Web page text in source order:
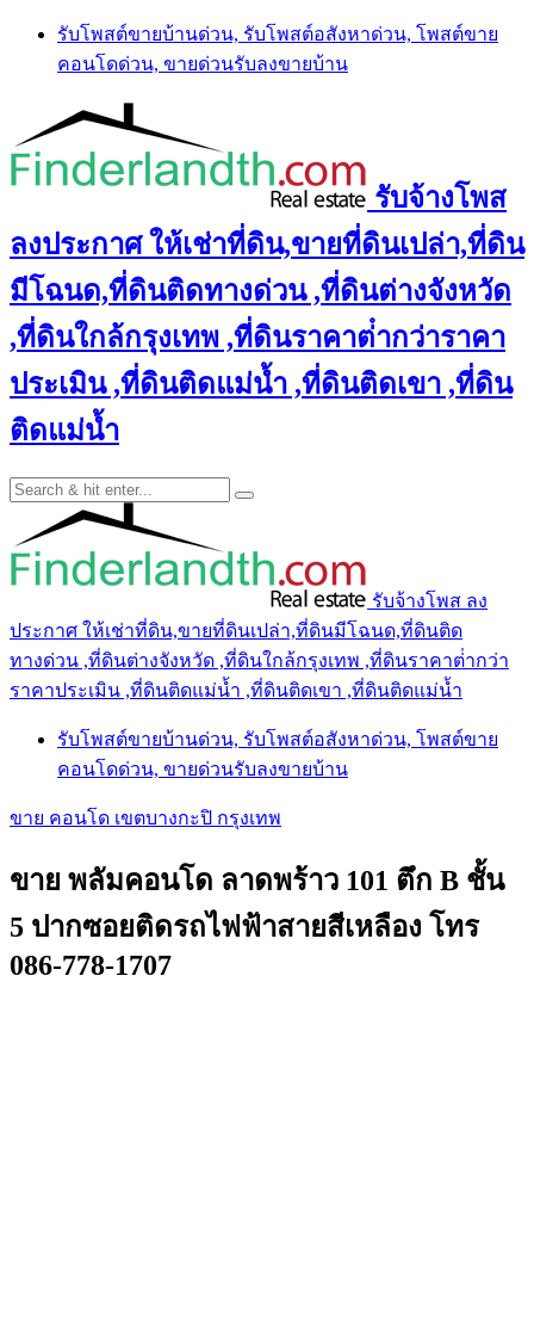
Skip
content
รับโพสต์ขายบ้านด่วน, รับโพสต์อสังหาด่วน, โพสต์ขาย
คอนโดด่วน, ขายด่วนรับลงขายบ้าน
รับจ้างโพส
ลงประกาศ ให้เช่าที่ดิน,ขายที่ดินเปล่า,ที่ดิน
มีโฉนด,ที่ดินติดทางด่วน ,ที่ดินต่างจังหวัด
,ที่ดินใกล้กรุงเทพ ,ที่ดินราคาต่ํากว่าราคา
ประเมิน ,ที่ดินติดแม่น้ำ ,ที่ดินติดเขา ,ที่ดิน
ติดแม่น้ำ
รับจ้างโพส ลง
ประกาศ ให้เช่าที่ดิน,ขายที่ดินเปล่า,ที่ดินมีโฉนด,ที่ดินติด
ทางด่วน ,ที่ดินต่างจังหวัด ,ที่ดินใกล้กรุงเทพ ,ที่ดินราคาต่ํากว่า
ราคาประเมิน ,ที่ดินติดแม่น้ำ ,ที่ดินติดเขา ,ที่ดินติดแม่น้ำ
รับโพสต์ขายบ้านด่วน, รับโพสต์อสังหาด่วน, โพสต์ขาย
คอนโดด่วน, ขายด่วนรับลงขายบ้าน
ขาย คอนโด เขตบางกะปิ กรุงเทพ
ขาย พลัมคอนโด ลาดพร้าว 101 ตึก B ชั้น
5 ปากซอยติดรถไฟฟ้าสายสีเหลือง โทร
086-778-1707